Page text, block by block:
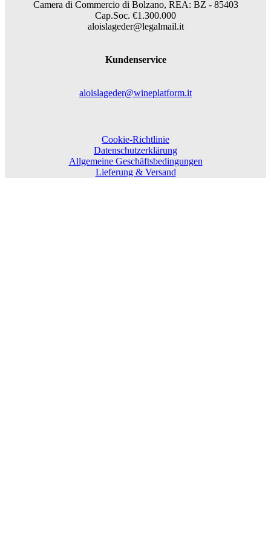
Camera di Commercio di Bolzano, REA: BZ - 85403
Cap.Soc. €1.300.000
aloislageder@legalmail.it
Kundenservice
aloislageder@wineplatform.it
Cookie-Richtlinie
Datenschutzerklärung
Allgemeine Geschäftsbedingungen
Lieferung & Versand